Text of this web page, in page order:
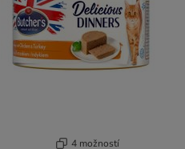
4 možností